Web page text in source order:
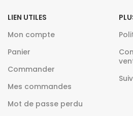
LIEN UTILES
Mon compte
Panier
Commander
Mes commandes
Mot de passe perdu